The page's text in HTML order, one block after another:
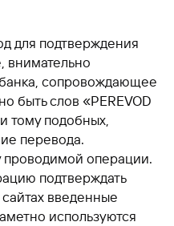
для подтверждения
внимательно
сопровождающее
быть слов «PEREVOD
тому подобных,
перевода.
проводимой операции.
подтверждать
введенные
используются